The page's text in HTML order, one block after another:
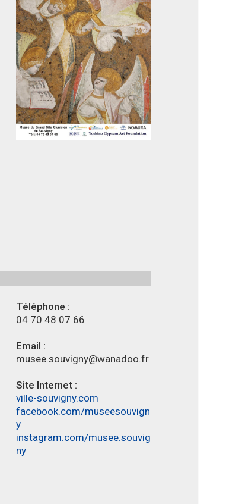
Téléphone :
04 70 48 07 66
Email :
musee.souvigny@wanadoo.fr
Site Internet :
ville-souvigny.com
facebook.com/museesouvign
y
instagram.com/musee.souvig
ny